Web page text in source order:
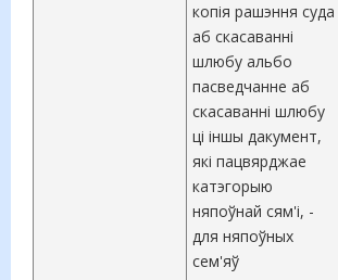
копія рашэння суда
аб скасаванні
шлюбу альбо
пасведчанне аб
скасаванні шлюбу
ці іншы дакумент,
які пацвярджае
катэгорыю
няпоўнай сям'і, -
для няпоўных
сем'яў